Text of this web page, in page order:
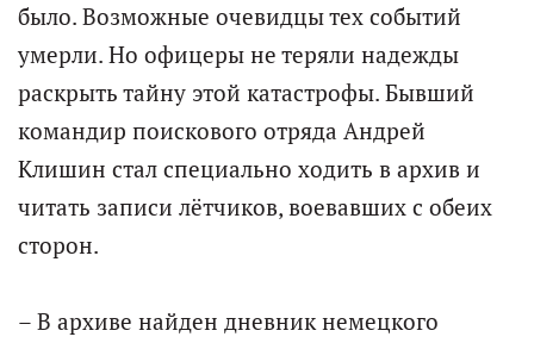
было. Возможные очевидцы тех событий
умерли. Но офицеры не теряли надежды
раскрыть тайну этой катастрофы. Бывший
командир поискового отряда Андрей
Клишин стал специально ходить в архив и
читать записи лётчиков, воевавших с обеих
сторон.
– В архиве найден дневник немецкого